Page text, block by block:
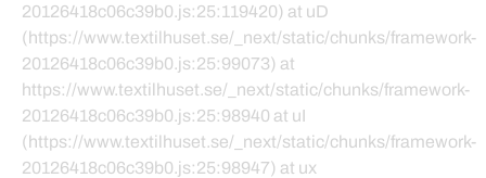
20126418c06c39b0.js:25:119420) at uD
(https://www.textilhuset.se/_next/static/chunks/framework-
20126418c06c39b0.js:25:99073) at
https://www.textilhuset.se/_next/static/chunks/framework-
20126418c06c39b0.js:25:98940 at uI
(https://www.textilhuset.se/_next/static/chunks/framework-
20126418c06c39b0.js:25:98947) at ux